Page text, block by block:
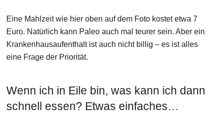
Eine Mahlzeit wie hier oben auf dem Foto kostet etwa 7
Euro. Natürlich kann Paleo auch mal teurer sein. Aber ein
Krankenhausaufenthalt ist auch nicht billig – es ist alles
eine Frage der Priorität.
Wenn ich in Eile bin, was kann ich dann
schnell essen? Etwas einfaches…